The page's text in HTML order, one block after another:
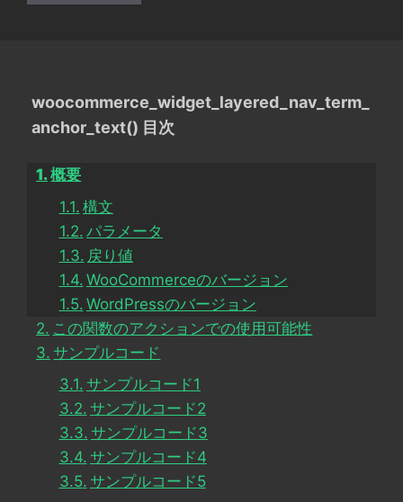
woocommerce_widget_layered_nav_term_
anchor_text() 目次
概要
構文
パラメータ
戻り値
WooCommerceのバージョン
WordPressのバージョン
この関数のアクションでの使用可能性
サンプルコード
サンプルコード1
サンプルコード2
サンプルコード3
サンプルコード4
サンプルコード5